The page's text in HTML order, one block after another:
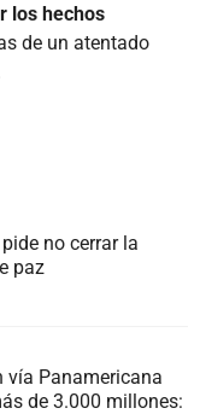
los hechos
de un atentado
no cerrar la
paz
vía Panamericana
de 3.000 millones: